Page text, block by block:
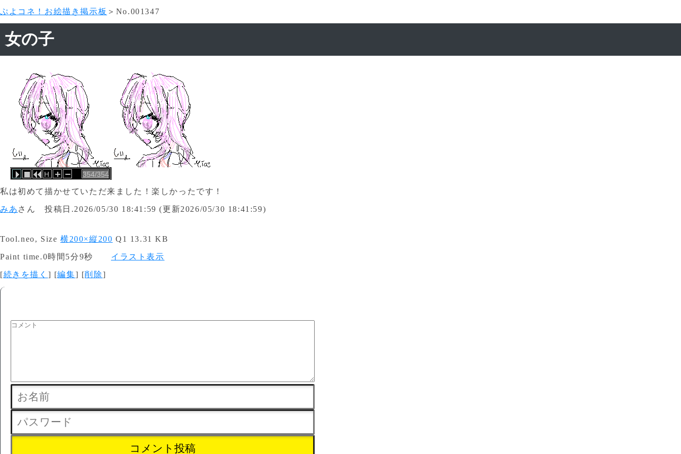
ぷよコネ！お絵描き掲示板 ＞No.001347
女の子
H 354/354
私は初めて描かせていただ来ました！楽しかったです！
みあ さん 投稿日.2026/05/30 18:41:59 (更新2026/05/30 18:41:59)
Tool.neo, Size 横200×縦200 Q1 13.31 KB
Paint time.0時間5分9秒 イラスト表示
[続きを描く ] [編集] [削除]